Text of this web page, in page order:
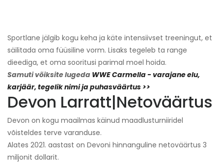
Sportlane jälgib kogu keha ja käte intensiivset treeningut, et
säilitada oma füüsiline vorm. Lisaks tegeleb ta range
dieediga, et oma sooritusi parimal moel hoida.
Samuti võiksite lugeda WWE Carmella - varajane elu,
karjäär, tegelik nimi ja puhasväärtus >>
Devon Larratt|Netoväärtus
Devon on kogu maailmas käinud maadlusturniiridel
võisteldes terve varanduse.
Alates 2021. aastast on Devoni hinnanguline netoväärtus 3
miljonit dollarit.